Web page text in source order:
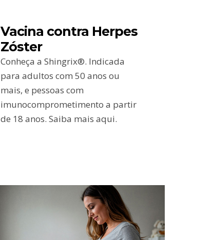
Vacina contra Herpes
Zóster
Conheça a Shingrix®. Indicada
para adultos com 50 anos ou
mais, e pessoas com
imunocomprometimento a partir
de 18 anos. Saiba mais aqui.